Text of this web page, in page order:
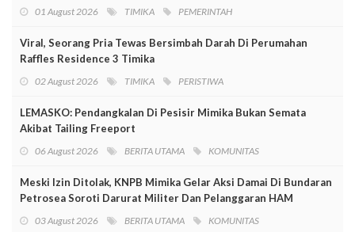
01 August 2026 TIMIKA PEMERINTAH
Viral, Seorang Pria Tewas Bersimbah Darah Di Perumahan
Raffles Residence 3 Timika
02 August 2026 TIMIKA PERISTIWA
LEMASKO: Pendangkalan Di Pesisir Mimika Bukan Semata
Akibat Tailing Freeport
06 August 2026 BERITA UTAMA KOMUNITAS
Meski Izin Ditolak, KNPB Mimika Gelar Aksi Damai Di Bundaran
Petrosea Soroti Darurat Militer Dan Pelanggaran HAM
03 August 2026 BERITA UTAMA KOMUNITAS